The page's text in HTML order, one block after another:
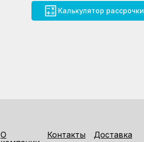
Калькулятор рассрочки
О
Контакты Доставка